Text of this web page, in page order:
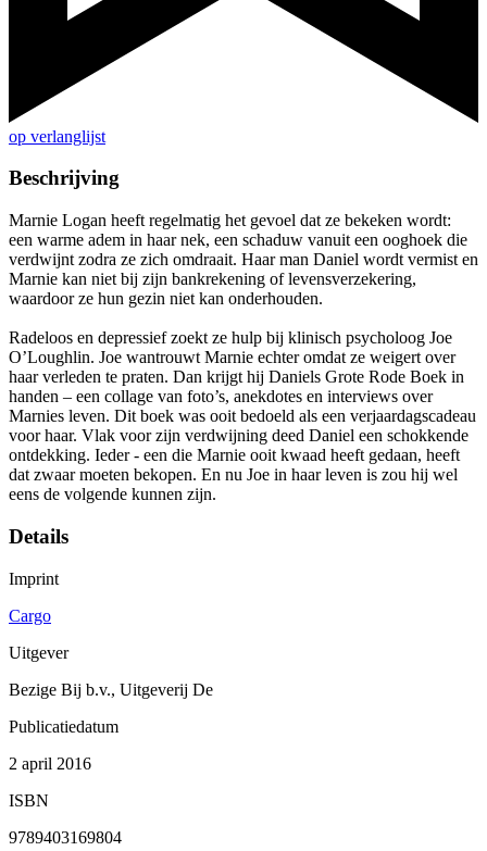
op verlanglijst
Beschrijving
Marnie Logan heeft regelmatig het gevoel dat ze bekeken wordt:
een warme adem in haar nek, een schaduw vanuit een ooghoek die
verdwijnt zodra ze zich omdraait. Haar man Daniel wordt vermist en
Marnie kan niet bij zijn bankrekening of levensverzekering,
waardoor ze hun gezin niet kan onderhouden.
Radeloos en depressief zoekt ze hulp bij klinisch psycholoog Joe
O’Loughlin. Joe wantrouwt Marnie echter omdat ze weigert over
haar verleden te praten. Dan krijgt hij Daniels Grote Rode Boek in
handen – een collage van foto’s, anekdotes en interviews over
Marnies leven. Dit boek was ooit bedoeld als een verjaardagscadeau
voor haar. Vlak voor zijn verdwijning deed Daniel een schokkende
ontdekking. Ieder - een die Marnie ooit kwaad heeft gedaan, heeft
dat zwaar moeten bekopen. En nu Joe in haar leven is zou hij wel
eens de volgende kunnen zijn.
Details
Imprint
Cargo
Uitgever
Bezige Bij b.v., Uitgeverij De
Publicatiedatum
2 april 2016
ISBN
9789403169804